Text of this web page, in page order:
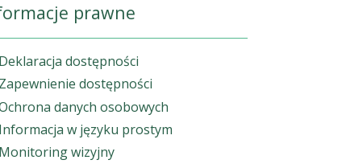
prawne
Deklaracja dostępności
Zapewnienie dostępności
danych osobowych
Informacja w języku prostym
Monitoring wizyjny